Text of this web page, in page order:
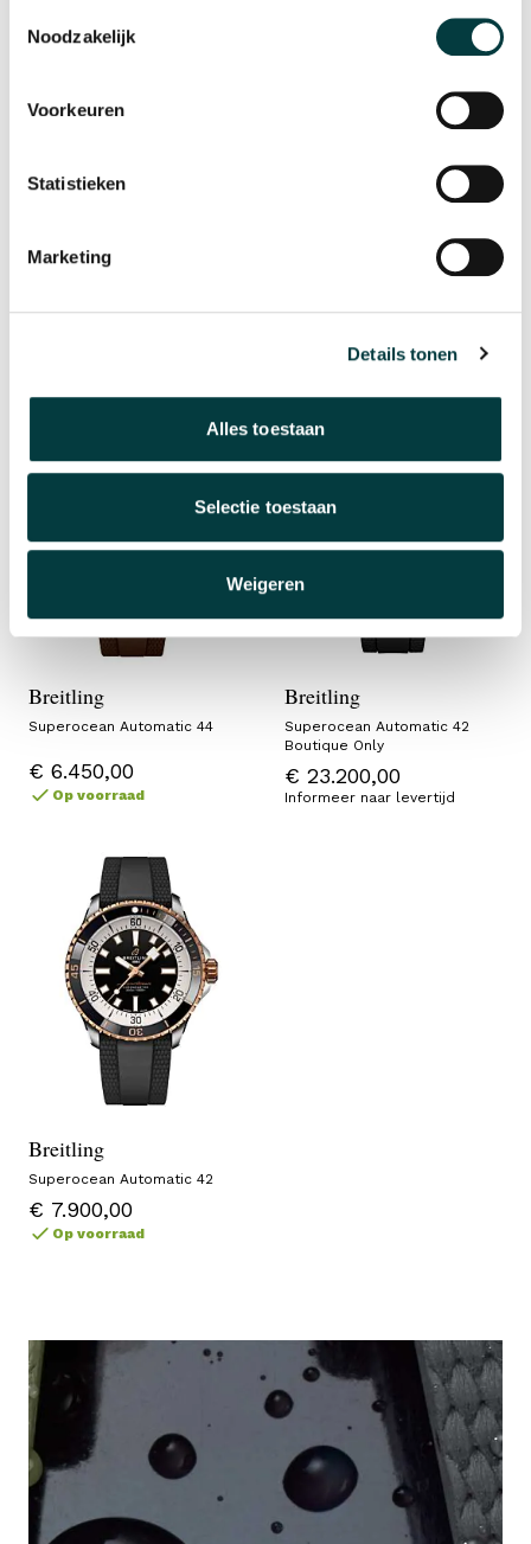
Noodzakelijk
Voorkeuren
Statistieken
Marketing
Details tonen
Alles toestaan
Selectie toestaan
Weigeren
Superocean Automatic 46
Superocean Automatic 42
€ 6.450,00
Breitling
Superocean Automatic 44
€ 6.450,00
Op voorraad
Breitling
Superocean Automatic 42
Boutique Only
€ 23.200,00
Informeer naar levertijd
Breitling
Superocean Automatic 42
€ 7.900,00
Op voorraad